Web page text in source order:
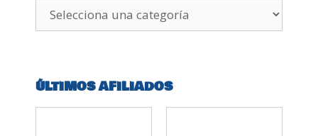
ÚLTIMOS AFILIADOS